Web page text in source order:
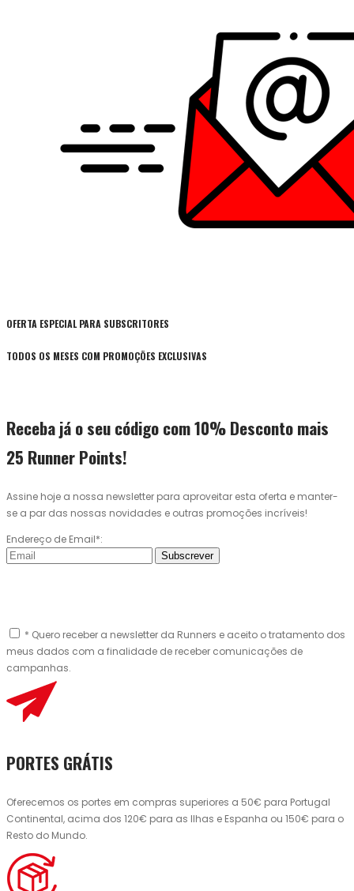
OFERTA ESPECIAL PARA SUBSCRITORES
TODOS OS MESES COM PROMOÇÕES EXCLUSIVAS
Receba já o seu código com 10% Desconto mais
25 Runner Points!
Assine hoje a nossa newsletter para aproveitar esta oferta e manter-
se a par das nossas novidades e outras promoções incríveis!
Endereço de Email*:
Subscrever
* Quero receber a newsletter da Runners e aceito o tratamento dos
meus dados com a finalidade de receber comunicações de
campanhas.
PORTES GRÁTIS
Oferecemos os portes em compras superiores a 50€ para Portugal
Continental, acima dos 120€ para as Ilhas e Espanha ou 150€ para o
Resto do Mundo.